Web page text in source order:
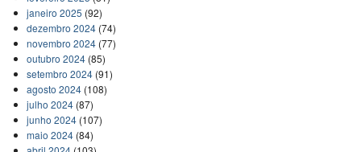
janeiro 2025 (92)
dezembro 2024(74)
novembro 2024(77)
outubro 2024(85)
setembro 2024(91)
agosto 2024(108)
julho 2024(87)
junho 2024(107)
maio 2024(84)